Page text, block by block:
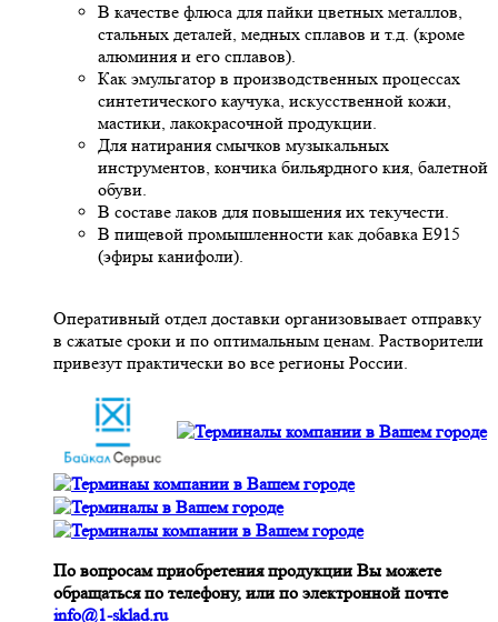
В качестве флюса для пайки цветных металлов,
стальных деталей, медных сплавов и т.д. (кроме
алюминия и его сплавов).
Как эмульгатор в производственных процессах
синтетического каучука, искусственной кожи,
мастики, лакокрасочной продукции.
Для натирания смычков музыкальных
инструментов, кончика бильярдного кия, балетной
обуви.
В составе лаков для повышения их текучести.
В пищевой промышленности как добавка Е915
(эфиры канифоли).
Оперативный отдел доставки организовывает отправку
в сжатые сроки и по оптимальным ценам. Растворители
привезут практически во все регионы России.
По вопросам приобретения продукции Вы можете
обращаться по телефону, или по электронной почте
info@1-sklad.ru